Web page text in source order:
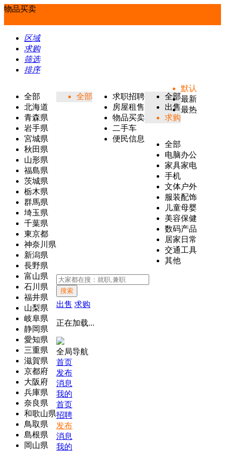
物品买卖
区域
求购
筛选
排序
全部
北海道
青森県
岩手県
宮城県
秋田県
山形県
福島県
茨城県
栃木県
群馬県
埼玉県
千葉県
東京都
神奈川県
新潟県
長野県
富山県
石川県
福井県
山梨県
岐阜県
静岡県
愛知県
三重県
滋賀県
京都府
大阪府
兵庫県
奈良県
和歌山県
鳥取県
島根県
岡山県
全部
求职招聘
房屋租售
物品买卖
二手车
便民信息
全部
出售
求购
全部
电脑办公
家具家电
手机
文体户外
服装配饰
儿童母婴
美容保健
数码产品
居家日常
交通工具
其他
默认
最新
最热
搜索
出售 求购
正在加载...
全局导航
首页
发布
消息
我的
首页
招聘
发布
消息
我的